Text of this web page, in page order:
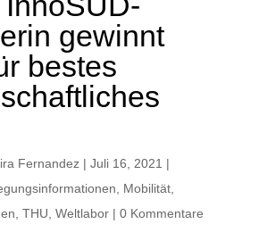
gewinnt
bestes
Fernandez| Juli 16, 2021 |
Mobilität,
THU Weltlabor| 0 Kommentare